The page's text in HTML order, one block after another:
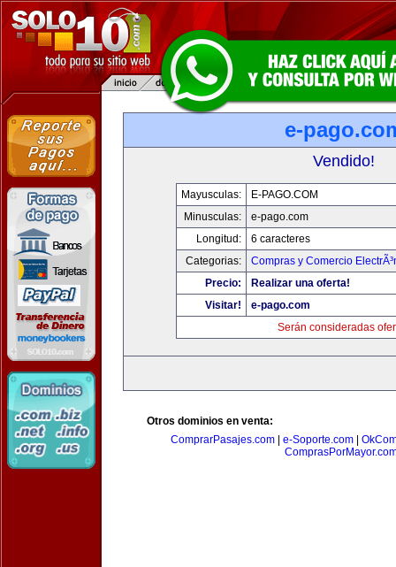
e-
Vendido!
Mayusculas:
E-PAGO.COM
Minusculas:
e-pago.com
Longitud:
6 caracteres
Categorias:
Compras y Comercio
Precio:
Realizar una oferta!
Visitar!
e-pago.com
Serán consideradas
Otros dominios en venta:
ComprarPasajes.com
e-Soporte.com